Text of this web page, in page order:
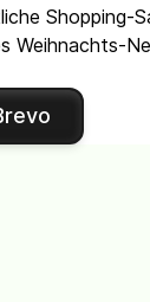
Shopping-
Weihnachts-